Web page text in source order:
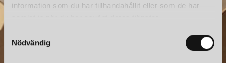
information som du har tillhandahållit eller som de har
Nödvändig